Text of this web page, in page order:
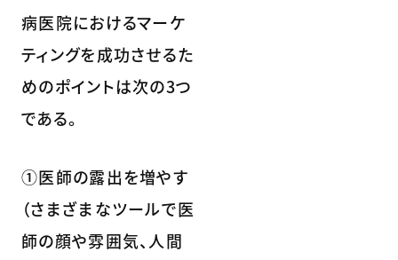
病医院におけるマーケ
ティングを成功させるた
めのポイントは次の3つ
である。
①医師の露出を増やす
（さまざまなツールで医
師の顔や雰囲気、人間